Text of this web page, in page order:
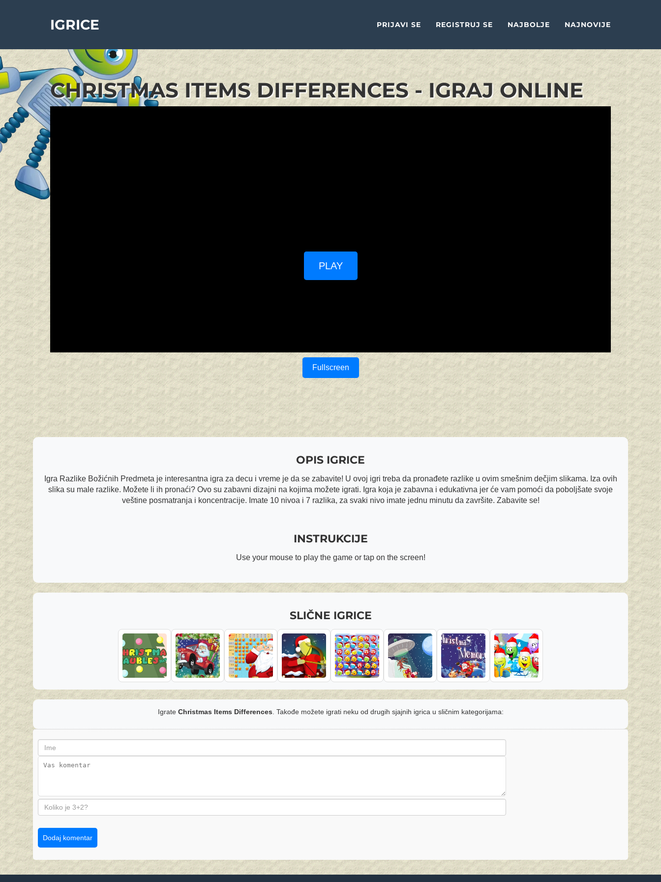
IGRICE PRIJAVI SE REGISTRUJ SE NAJBOLJE NAJNOVIJE
CHRISTMAS ITEMS DIFFERENCES - IGRAJ ONLINE
PLAY
Fullscreen
OPIS IGRICE
Igra Razlike Božićnih Predmeta je interesantna igra za decu i vreme je da se zabavite! U ovoj igri treba da pronađete razlike u ovim smešnim dečjim slikama. Iza ovih
slika su male razlike. Možete li ih pronaći? Ovo su zabavni dizajni na kojima možete igrati. Igra koja je zabavna i edukativna jer će vam pomoći da poboljšate svoje
veštine posmatranja i koncentracije. Imate 10 nivoa i 7 razlika, za svaki nivo imate jednu minutu da završite. Zabavite se!
INSTRUKCIJE
Use your mouse to play the game or tap on the screen!
SLIČNE IGRICE
Igrate Christmas Items Differences . Takođe možete igrati neku od drugih sjajnih igrica u sličnim kategorijama:
Dodaj komentar